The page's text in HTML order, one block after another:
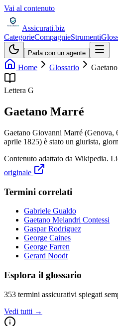
Vai al contenuto
Assicurati.biz
CategorieCompagnieStrumenti
Parla con un agente
Home Glossario
Lettera G
Gaetano Marré
Gaetano Giovanni Marré (Genova,
aprile 1825) è stato un giurista,
Contenuto adattato da Wikipedia.
originale
Termini correlati
Gabriele Gualdo
Gaetano Melandri Contessi
Gaspar Rodriguez
George Caines
George Farren
Gerard Noodt
Esplora il glossario
353 termini assicurativi spiegati
Vedi tutti →